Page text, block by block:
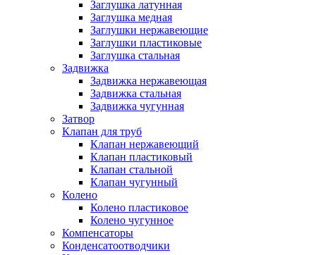
Заглушка латунная
Заглушка медная
Заглушки нержавеющие
Заглушки пластиковые
Заглушка стальная
Задвижка
Задвижка нержавеющая
Задвижка стальная
Задвижка чугунная
Затвор
Клапан для труб
Клапан нержавеющий
Клапан пластиковый
Клапан стальной
Клапан чугунный
Колено
Колено пластиковое
Колено чугунное
Компенсаторы
Конденсатоотводчики